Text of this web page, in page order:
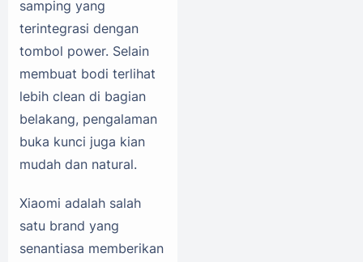
samping yang
terintegrasi dengan
tombol power. Selain
membuat bodi terlihat
lebih clean di bagian
belakang, pengalaman
buka kunci juga kian
mudah dan natural.
Xiaomi adalah salah
satu brand yang
senantiasa memberikan